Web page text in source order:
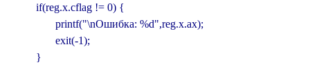
         if(reg.x.cflag != 0) {
                printf("\nОшибка: %d",reg.x.ax);
                exit(-1);
         }